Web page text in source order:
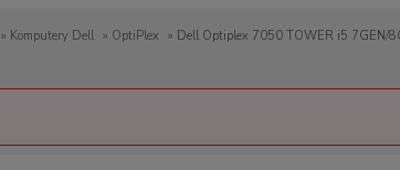
» Komputery Dell » OptiPlex » Dell Optiplex